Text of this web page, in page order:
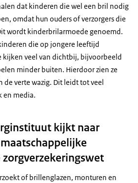
dat kinderen die wel een bril nodig
omdat hun ouders of verzorgers die
wordt kinderbrilarmoede genoemd.
die op jongere leeftijd
kijken veel van dichtbij, bijvoorbeeld
minder buiten. Hierdoor zien ze
verte wazig. Dit leidt tot veel
en media.
kijkt naar
zorgverzekeringswet
of brillenglazen, monturen en